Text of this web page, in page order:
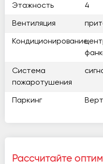
Этажность 4
Вентиляция
Кондиционирование
Система
пожаротушения
Паркинг
Рассчитайте